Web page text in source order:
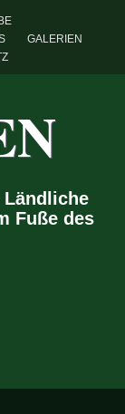
GALERIEN
Fuße des